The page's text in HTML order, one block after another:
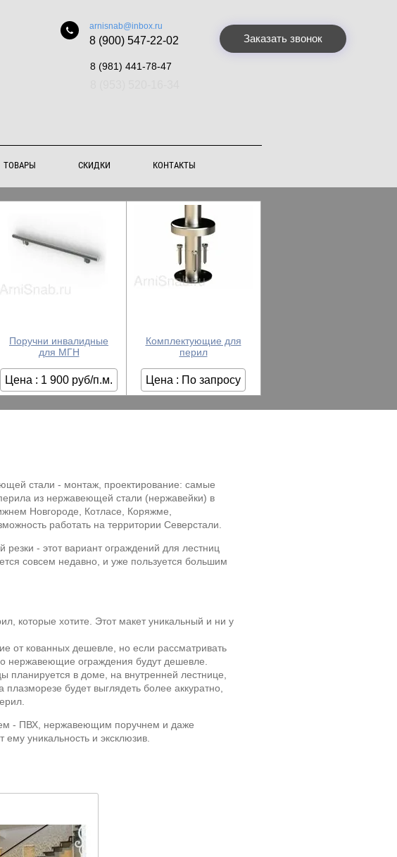
arnisnab@inbox.ru
8 (900) 547-22-02
8 (981) 441-78-47
Заказать звонок
ТОВАРЫ СКИДКИ КОНТАКТЫ
Поручни инвалидные
для МГН
Цена : 1 900 руб/п.м.
Комплектующие для
перил
Цена : По запросу
стали - монтаж, проектирование: самые
из нержавеющей стали (нержавейки) в
Новгороде, Котласе, Коряжме,
работать на территории Северстали.
- этот вариант ограждений для лестниц
совсем недавно, и уже пользуется большим
которые хотите. Этот макет уникальный и ни у
от кованных дешевле, но если рассматривать
нержавеющие ограждения будут дешевле.
планируется в доме, на внутренней лестнице,
будет выглядеть более аккуратно,
- ПВХ, нержавеющим поручнем и даже
уникальность и эксклюзив.